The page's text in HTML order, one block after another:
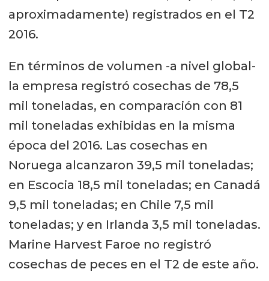
aproximadamente) registrados en el T2
2016.
En términos de volumen -a nivel global-
la empresa registró cosechas de 78,5
mil toneladas, en comparación con 81
mil toneladas exhibidas en la misma
época del 2016. Las cosechas en
Noruega alcanzaron 39,5 mil toneladas;
en Escocia 18,5 mil toneladas; en Canadá
9,5 mil toneladas; en Chile 7,5 mil
toneladas; y en Irlanda 3,5 mil toneladas.
Marine Harvest Faroe no registró
cosechas de peces en el T2 de este año.